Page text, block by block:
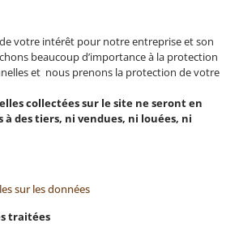
votre intérêt pour notre entreprise et son
beaucoup d’importance à la protection
et nous prenons la protection de votre
collectées sur le site ne seront en
des tiers, ni vendues, ni louées, ni
sur les données
traitées